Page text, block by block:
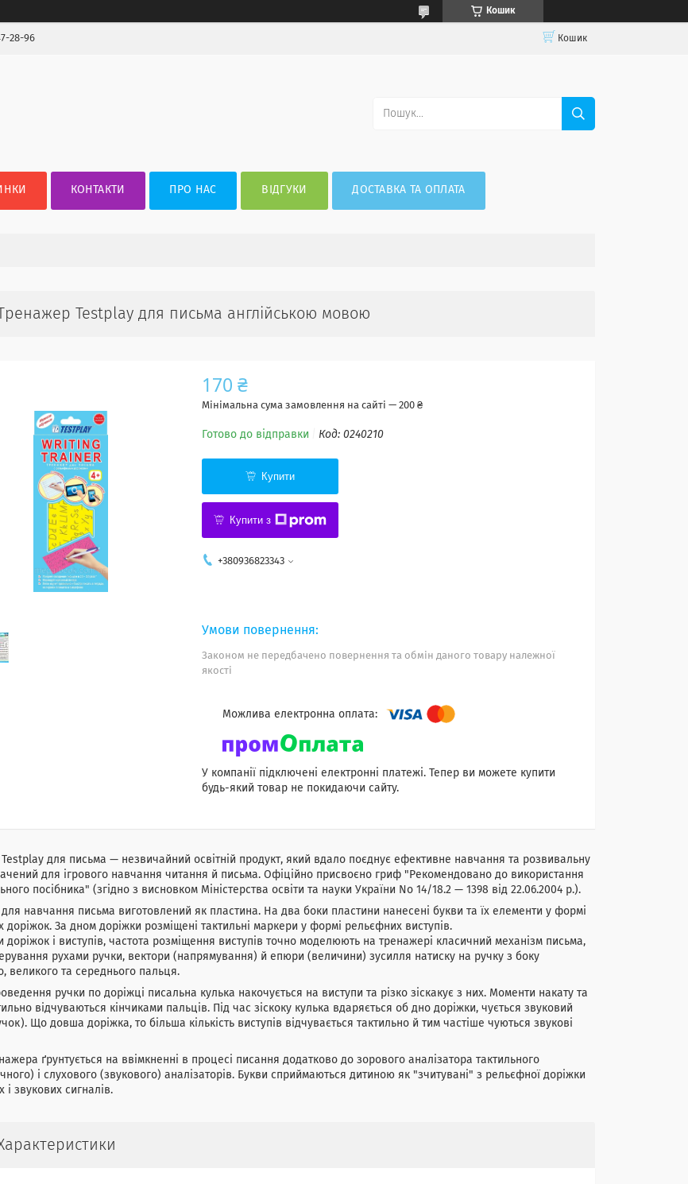
Кошик
28-96 Кошик
КОНТАКТИ ПРО НАС ВІДГУКИ ДОСТАВКА ТА ОПЛАТА
Тренажер Testplay для письма англійською мовою
170 ₴
Мінімальна сума замовлення на сайті — 200 ₴
Готово до відправки Код: 0240210
Купити
Купити з
+380936823343
Законом не передбачено повернення та обмін даного товару належної
якості
У компанії підключені електронні платежі. Тепер ви можете купити
будь-який товар не покидаючи сайту.
Testplay для письма — незвичайний освітній продукт, який вдало поєднує ефективне навчання та розвивальну
для ігрового навчання читання й письма. Офіційно присвоєно гриф "Рекомендовано до використання
посібника" (згідно з висновком Міністерства освіти та науки України No 14/18.2 — 1398 від 22.06.2004 р.).
для навчання письма виготовлений як пластина. На два боки пластини нанесені букви та їх елементи у формі
доріжок. За дном доріжки розміщені тактильні маркери у формі рельєфних виступів.
доріжок і виступів, частота розміщення виступів точно моделюють на тренажері класичний механізм письма,
рухами ручки, вектори (напрямування) й епюри (величини) зусилля натиску на ручку з боку
великого та середнього пальця.
ручки по доріжці писальна кулька накочується на виступи та різко зіскакує з них. Моменти накату та
відчуваються кінчиками пальців. Під час зіскоку кулька вдаряється об дно доріжки, чується звуковий
Що довша доріжка, то більша кількість виступів відчувається тактильно й тим частіше чуються звукові
ґрунтується на ввімкненні в процесі писання додатково до зорового аналізатора тактильного
і слухового (звукового) аналізаторів. Букви сприймаються дитиною як "зчитувані" з рельєфної доріжки
і звукових сигналів.